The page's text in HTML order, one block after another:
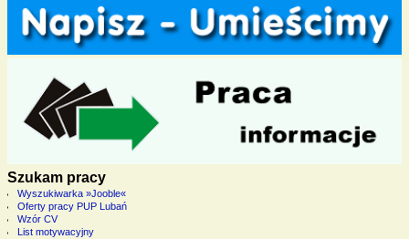
Szukam pracy
Wyszukiwarka »Jooble«
Oferty pracy PUP Lubań
Wzór CV
List motywacyjny